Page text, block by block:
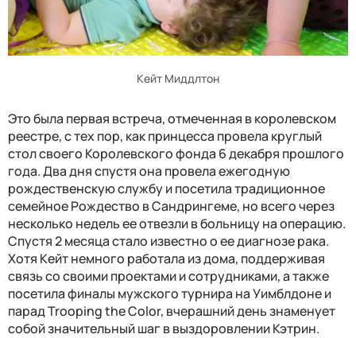
Кейт Миддлтон
Это была первая встреча, отмеченная в королевском
реестре, с тех пор, как принцесса провела круглый
стол своего Королевского фонда 6 декабря прошлого
года. Два дня спустя она провела ежегодную
рождественскую службу и посетила традиционное
семейное Рождество в Сандрингеме, но всего через
несколько недель ее отвезли в больницу на операцию.
Спустя 2 месяца стало известно о ее диагнозе рака.
Хотя Кейт немного работала из дома, поддерживая
связь со своими проектами и сотрудниками, а также
посетила финалы мужского турнира на Уимблдоне и
парад Trooping the Color, вчерашний день знаменует
собой значительный шаг в выздоровлении Кэтрин.